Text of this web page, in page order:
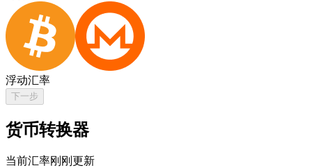
浮动汇率
下一步
货币转换器
当前汇率刚刚更新